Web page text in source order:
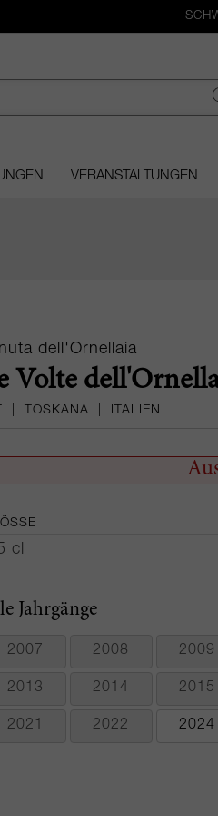
VERANSTALTUNGEN
dell'Ornellaia
Volte
TOSKANA ITALIEN
Jahrgänge
2007 2008 2009
2013 2014 2015
2021 2022 2024